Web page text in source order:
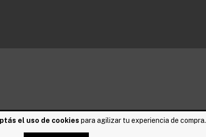
el uso de cookies para agilizar tu experiencia de compra.